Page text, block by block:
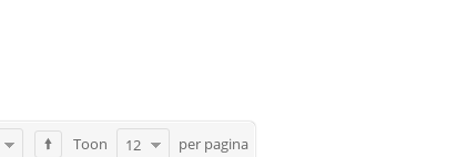
Toon 12 per pagina